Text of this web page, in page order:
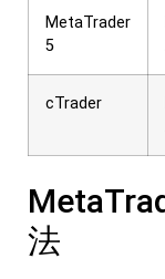
MetaTrader
5
cTrader
法